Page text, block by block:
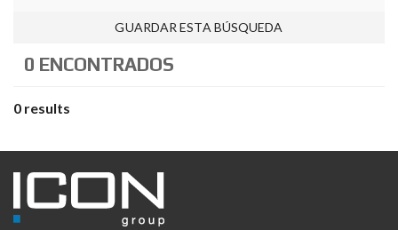
GUARDAR ESTA BÚSQUEDA
0 ENCONTRADOS
0 results